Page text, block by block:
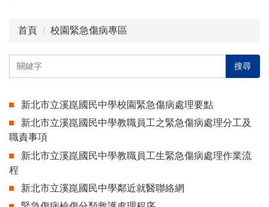
首頁 校園緊急傷病專區
搜尋
新北市立溪崑國民中學校園緊急傷病處理要點
新北市立溪崑國民中學教職員工之緊急傷病處理分工及
職責事項
新北市立溪崑國民中學教職員工生緊急傷病處理作業流
程
新北市立溪崑國民中學鄰近就醫聯絡網